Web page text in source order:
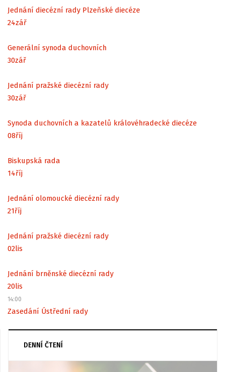
Jednání diecézní rady Plzeňské diecéze
24zář
Generální synoda duchovních
30zář
Jednání pražské diecézní rady
30zář
Synoda duchovních a kazatelů královéhradecké diecéze
08říj
Biskupská rada
14říj
Jednání olomoucké diecézní rady
21říj
Jednání pražské diecézní rady
02lis
Jednání brněnské diecézní rady
20lis
14:00
Zasedání Ústřední rady
DENNÍ ČTENÍ